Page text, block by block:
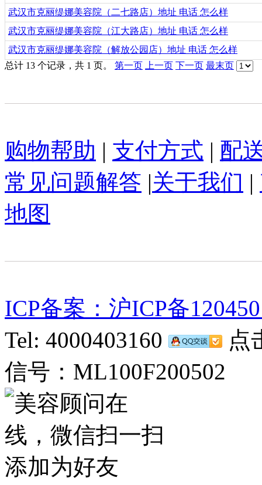
武汉市克丽缇娜美容院（二七路店）地址 电话 怎么样
武汉市克丽缇娜美容院（江大路店）地址 电话 怎么样
武汉市克丽缇娜美容院（解放公园店）地址 电话 怎么样
总计 13 个记录，共 1 页。 第一页 上一页 下一页 最末页
购物帮助 | 支付方式 | 配
常见问题解答 |关于我们 |
地图
ICP备案：沪ICP备
Tel: 4000403160
点
信号：ML100F200502